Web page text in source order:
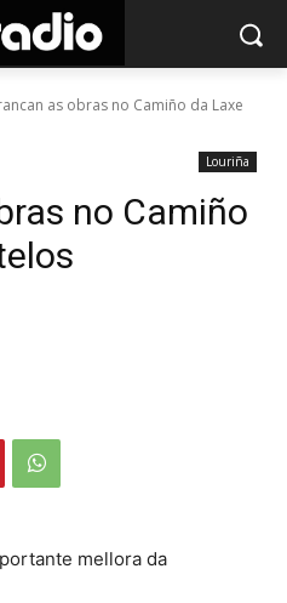
as obras no Camiño da Laxe
Louriña
no Camiño
mellora da